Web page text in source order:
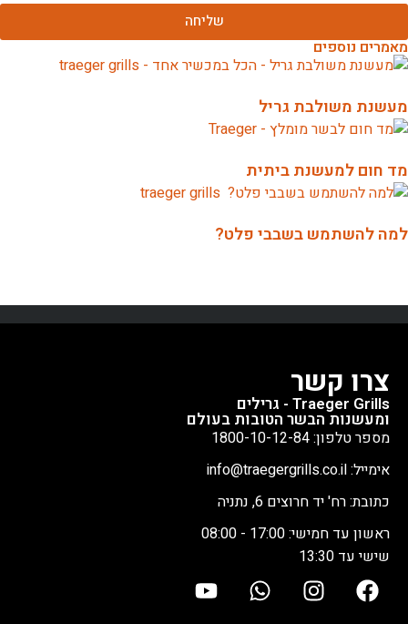
שליחה
מאמרים נוספים
מעשנת משולבת גריל
מד חום למעשנת ביתית
למה להשתמש בשבבי פלט?
צרו קשר
Traeger Grills - גרילים
ומעשנות הבשר הטובות בעולם
מספר טלפון: 1800-10-12-84
אימייל: info@traegergrills.co.il
כתובת: רח' יד חרוצים 6, נתניה
ראשון עד חמישי: 17:00 - 08:00
שישי עד 13:30